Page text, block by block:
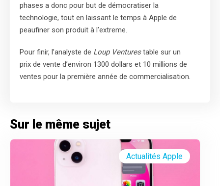
phases a donc pour but de démocratiser la
technologie, tout en laissant le temps à Apple de
peaufiner son produit à l’extreme.
Pour finir, l’analyste de Loup Venturestable sur un
prix de vente d’environ 1300 dollars et 10 millions de
ventes pour la première année de commercialisation.
Sur le même sujet
Actualités Apple